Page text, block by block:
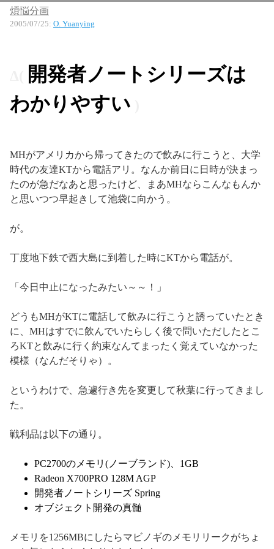
煩悩分画
2005/07/25: O. Yuanying
開発者ノートシリーズは
わかりやすい
MHがアメリカから帰ってきたので飲みに行こうと、大学
時代の友達KTから電話アリ。なんか前日に日時が決まっ
たのが急だなあと思ったけど、まあMHならこんなもんか
と思いつつ早起きして池袋に向かう。
が。
丁度地下鉄で西大島に到着した時にKTから電話が。
「今日中止になったみたい～～！」
どうもMHがKTに電話して飲みに行こうと誘っていたとき
に、MHはすでに飲んでいたらしく後で問いただしたとこ
ろKTと飲みに行く約束なんてまったく覚えていなかった
模様（なんだそりゃ）。
というわけで、急遽行き先を変更して秋葉に行ってきまし
た。
戦利品は以下の通り。
PC2700のメモリ(ノーブランド)、1GB
Radeon X700PRO 128M AGP
開発者ノートシリーズ Spring
オブジェクト開発の真髄
メモリを1256MBにしたらマビノギのメモリリークがちょ